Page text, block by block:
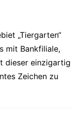
„Tiergarten“
mit Bankfiliale,
dieser einzigartig
Zeichen zu